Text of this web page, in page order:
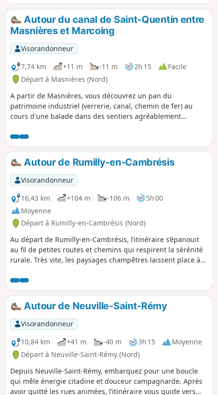
appréciez le calme, évitez de faire ce circuit le week-end :
beaucoup de sportifs le matin et beaucoup de promeneurs
en famille l'après-midi par beau temps.
Autour du canal de Saint-Quentin entre
Masnières et Marcoing
Visorandonneur
7,74 km
+11 m -11 m 2h 15
Facile
Départ à Masnières (Nord)
A partir de Masnières, vous découvrez un pan du
patrimoine industriel (verrerie, canal, chemin de fer) au
cours d'une balade dans des sentiers agréablement
Autour de Rumilly-en-Cambrésis
Visorandonneur
16,43 km
+104 m -106 m
5h 00
Moyenne
Départ à Rumilly-en-Cambrésis (Nord)
Au départ de Rumilly-en-Cambrésis, l’itinéraire s’épanouit
au fil de petites routes et chemins qui respirent la sérénité
rurale. Très vite, les paysages champêtres laissent place à
clins d’œil au passé. La route se poursuit vers Les Rues des
Vignes, où l’on devine dans les alignements et les reliefs la
mémoire viticole d’autrefois, avant d’atteindre Masnières,
bourgade au riche héritage historique, façonné par le
fleuve et les événements. Un parcours qui conjugue le
plaisir de la marche avec la découverte d’un patrimoine
discret mais précieux — parfait pour ceux qui aiment
savourer chaque étape autant que la destination.
Autour de Neuville-Saint-Rémy
Visorandonneur
10,84 km
+41 m -40 m 3h 15
Moyenne
Départ à Neuville-Saint-Rémy (Nord)
Depuis Neuville-Saint-Rémy, embarquez pour une boucle
qui mêle énergie citadine et douceur campagnarde. Après
avoir quitté les rues animées, l’itinéraire vous guide vers